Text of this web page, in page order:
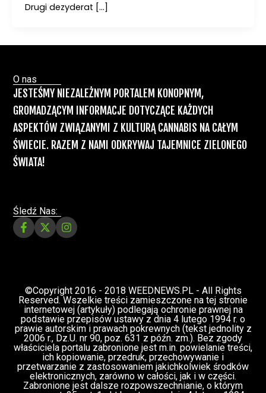
Drugi dezyderat […]
O nas
JESTEŚMY NIEZALEŻNYM PORTALEM KONOPNYM,
GROMADZĄCYM INFORMACJE DOTYCZĄCE KAŻDYCH
ASPEKTÓW ZWIĄZANYMI Z KULTURĄ CANNABIS NA CAŁYM
ŚWIECIE. RAZEM Z NAMI ODKRYWAJ TAJEMNICE ZIELONEGO
ŚWIATA!
Śledź Nas:
©Copyright 2016 - 2018 WEEDNEWS.PL - All Rights
Reserved. Wszelkie treści zamieszczone na tej stronie
internetowej (artykuły) podlegają ochronie prawnej na
podstawie przepisów ustawy z dnia 4 lutego 1994 r. o
prawie autorskim i prawach pokrewnych (tekst jednolity z
2006 r., Dz.U. nr 90, poz. 631 z późn. zm.). Bez zgody
właściciela portalu zabronione jest m.in. powielanie treści,
ich kopiowanie, przedruk, przechowywanie i
przetwarzanie z zastosowaniem jakichkolwiek środków
elektronicznych, zarówno w całości, jak i w części.
Zabronione jest dalsze rozpowszechnianie, o którym